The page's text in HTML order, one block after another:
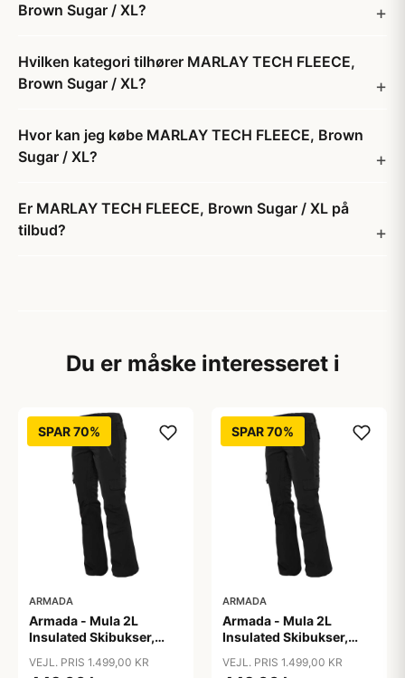
Brown Sugar / XL?
Hvilken kategori tilhører MARLAY TECH FLEECE,
Brown Sugar / XL?
Hvor kan jeg købe MARLAY TECH FLEECE, Brown
Sugar / XL?
Er MARLAY TECH FLEECE, Brown Sugar / XL på
tilbud?
Du er måske interesseret i
SPAR 70%
ARMADA
Armada - Mula 2L
Insulated Skibukser,
VEJL. PRIS 1.499,00 KR
SPAR 70%
ARMADA
Armada - Mula 2L
Insulated Skibukser,
VEJL. PRIS 1.499,00 KR